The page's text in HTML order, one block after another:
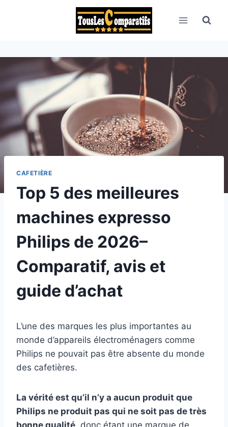
CAFETIÈRE
Top 5 des meilleures
machines expresso
Philips de 2026–
Comparatif, avis et
guide d’achat
L’une des marques les plus importantes au
monde d’appareils électroménagers comme
Philips ne pouvait pas être absente du monde
des cafetières.
La vérité est qu’il n’y a aucun produit que
Philips ne produit pas qui ne soit pas de très
bonne qualité, donc étant une marque de